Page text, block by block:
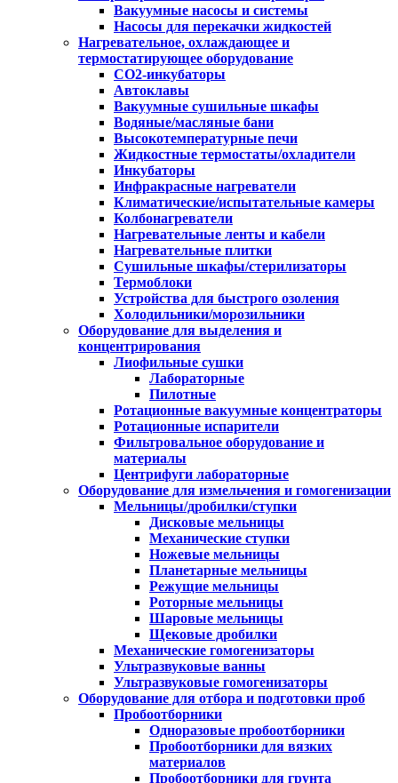
Вакуумные насосы и системы
Насосы для перекачки жидкостей
Нагревательное, охлаждающее и
термостатирующее оборудование
CO2-инкубаторы
Автоклавы
Вакуумные сушильные шкафы
Водяные/масляные бани
Высокотемпературные печи
Жидкостные термостаты/охладители
Инкубаторы
Инфракрасные нагреватели
Климатические/испытательные камеры
Колбонагреватели
Нагревательные ленты и кабели
Нагревательные плитки
Сушильные шкафы/стерилизаторы
Термоблоки
Устройства для быстрого озоления
Холодильники/морозильники
Оборудование для выделения и
концентрирования
Лиофильные сушки
Лабораторные
Пилотные
Ротационные вакуумные концентраторы
Ротационные испарители
Фильтровальное оборудование и
материалы
Центрифуги лабораторные
Оборудование для измельчения и гомогенизации
Мельницы/дробилки/ступки
Дисковые мельницы
Механические ступки
Ножевые мельницы
Планетарные мельницы
Режущие мельницы
Роторные мельницы
Шаровые мельницы
Щековые дробилки
Механические гомогенизаторы
Ультразвуковые ванны
Ультразвуковые гомогенизаторы
Оборудование для отбора и подготовки проб
Пробоотборники
Одноразовые пробоотборники
Пробоотборники для вязких
материалов
Пробоотборники для грунта